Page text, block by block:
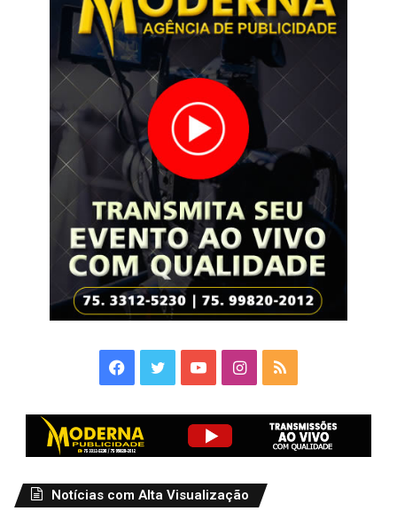
Facebook
TwitterYouTubeInstagram
RSS
Notícias com Alta Visualização